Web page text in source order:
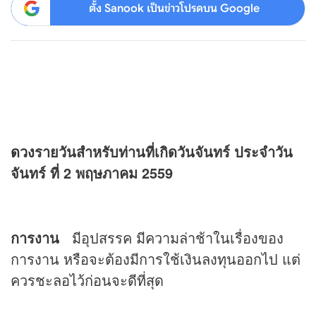
ตั้ง Sanook เป็นข่าวโปรดบน Google
ดวงรายวันสำหรับท่านที่เกิดวันจันทร์ ประจำวัน
จันทร์ ที่ 2 พฤษภาคม 2559
การงาน มีอุปสรรค มีความล่าช้าในเรื่องของ
การงาน หรือจะต้องมีการใช้เงินลงทุนออกไป แต่
ควรชะลอไว้ก่อนจะดีที่สุด